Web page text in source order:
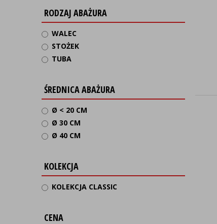
RODZAJ ABAŻURA
WALEC
STOŻEK
TUBA
ŚREDNICA ABAŻURA
Ø < 20 CM
Ø 30 CM
Ø 40 CM
KOLEKCJA
KOLEKCJA CLASSIC
CENA